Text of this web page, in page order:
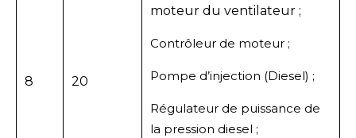
8 20
moteur du ventilateur ;
Contrôleur de moteur ;
Pompe d’injection (Diesel) ;
Régulateur de puissance de
la pression diesel ;